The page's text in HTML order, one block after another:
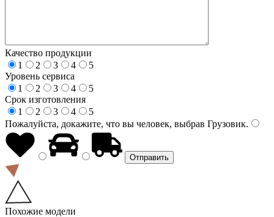
Качество продукции
1
2 3 4
5
Уровень сервиса
1
2 3 4
5
Срок изготовления
1
2 3 4
5
Пожалуйста, докажите, что вы человек, выбрав Грузовик.
Похожие модели